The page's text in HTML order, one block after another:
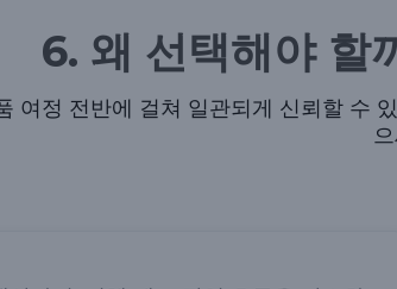
6. 왜 선택해야 할
여정 전반에 걸쳐 일관되게 신뢰할